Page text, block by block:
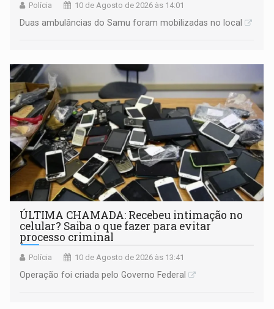
Polícia 10 de Agosto de 2026 às 14:01
Duas ambulâncias do Samu foram mobilizadas no local
ÚLTIMA CHAMADA: Recebeu intimação no
celular? Saiba o que fazer para evitar
processo criminal
Polícia 10 de Agosto de 2026 às 13:41
Operação foi criada pelo Governo Federal